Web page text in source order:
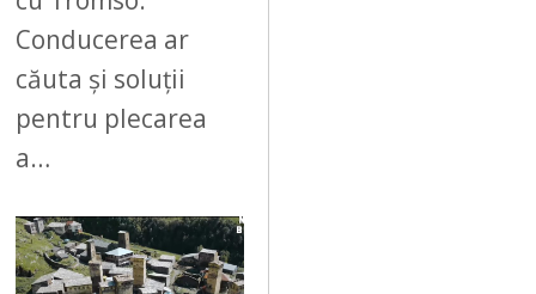
Conducerea ar
căuta și soluții
pentru plecarea
a…